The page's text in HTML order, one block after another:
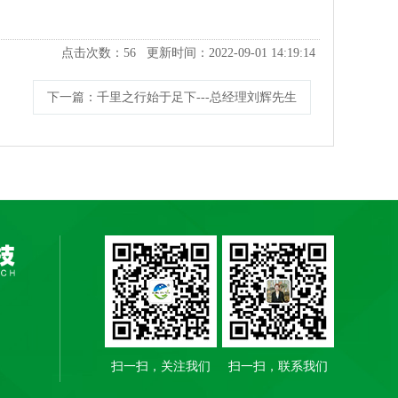
点击次数： 56 更新时间：2022-09-01 14:19:14
下一篇 ：千里之行始于足下---总经理刘辉先生
扫一扫，关注我们 扫一扫，联系我们